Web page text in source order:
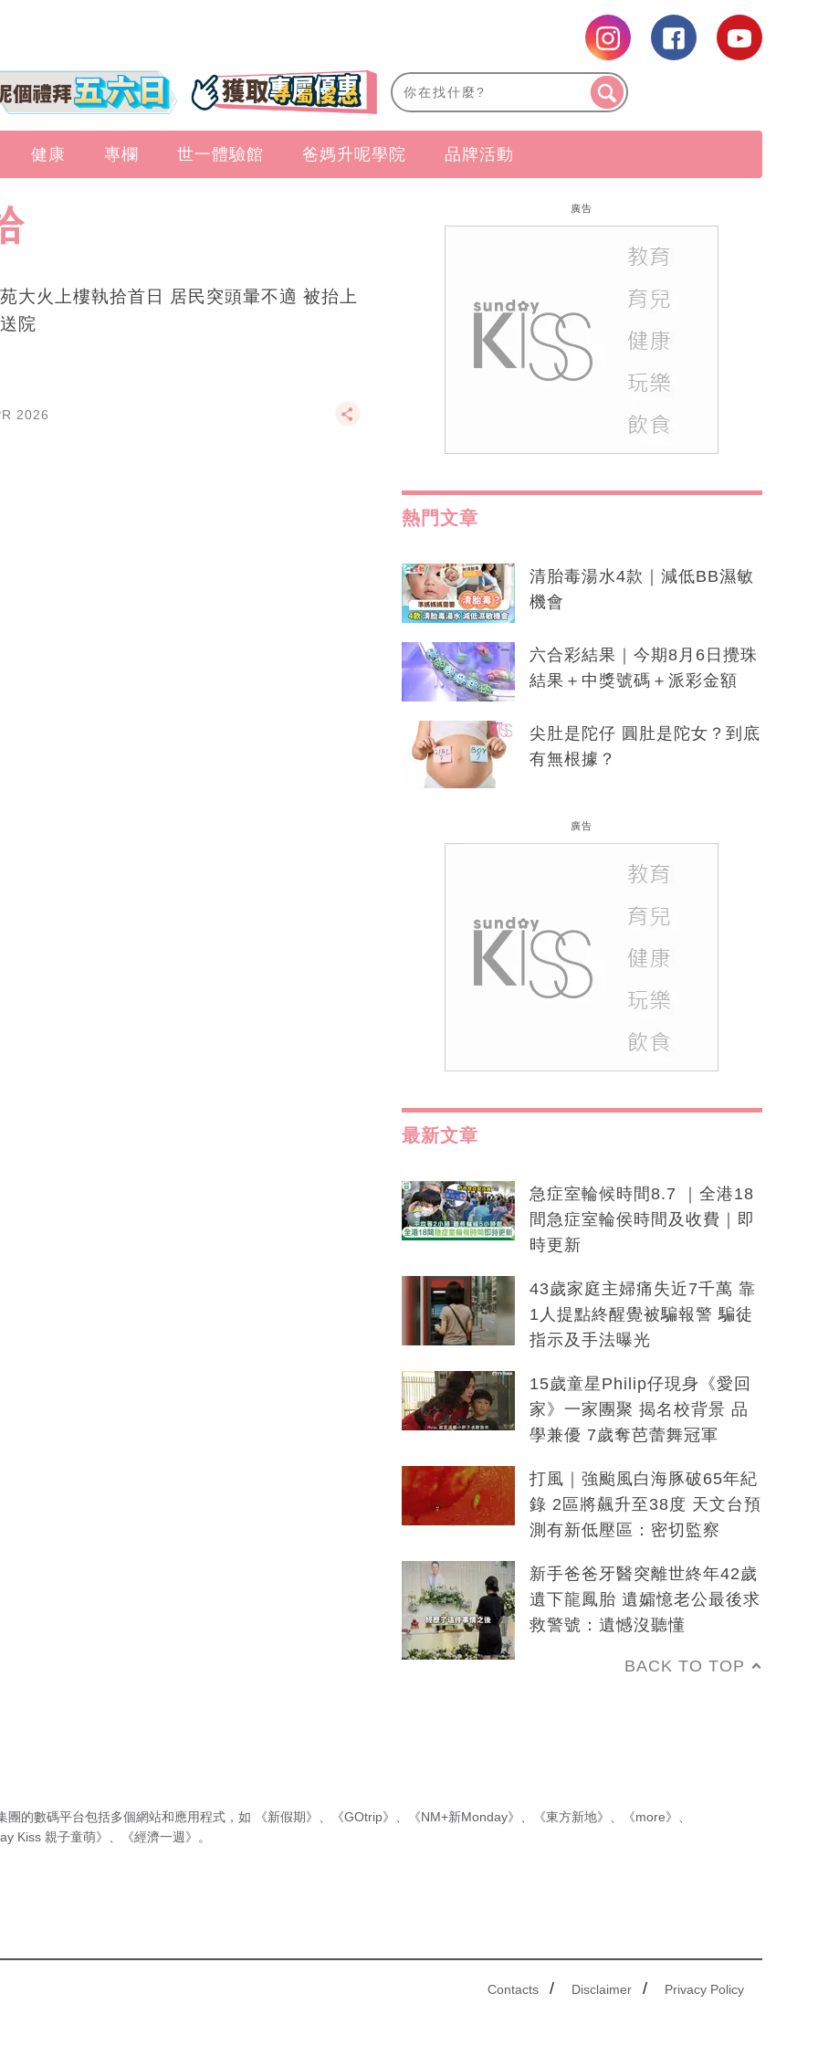
健康 專欄 世一體驗館 爸媽升呢學院 品牌活動
大火上樓執拾首日 居民突頭暈不適 被抬上
院
2026
廣告
熱門文章
清胎毒湯水4款｜減低BB濕敏
機會
六合彩結果｜今期8月6日攪珠
結果＋中獎號碼＋派彩金額
尖肚是陀仔 圓肚是陀女？到底
有無根據？
廣告
最新文章
急症室輪候時間8.7 ｜全港18
間急症室輪侯時間及收費｜即
時更新
43歲家庭主婦痛失近7千萬 靠
1人提點終醒覺被騙報警 騙徒
指示及手法曝光
15歲童星Philip仔現身《愛回
家》一家團聚 揭名校背景 品
學兼優 7歲奪芭蕾舞冠軍
打風｜強颱風白海豚破65年紀
錄 2區將飆升至38度 天文台預
測有新低壓區：密切監察
新手爸爸牙醫突離世終年42歲
遺下龍鳳胎 遺孀憶老公最後求
救警號：遺憾沒聽懂
BACK TO TOP
團的數碼平台包括多個網站和應用程式，如 《新假期》 《GOtrip》 《NM+新Monday》 《東方新地》 《more》
Kiss 親子童萌》
《經濟一週》 。
Contacts / Disclaimer / Privacy Policy